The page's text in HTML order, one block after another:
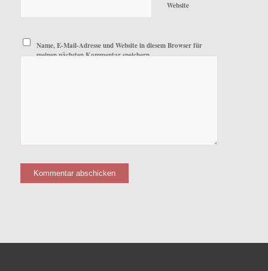
Website
Name, E-Mail-Adresse und Website in diesem Browser für
meinen nächsten Kommentar speichern.